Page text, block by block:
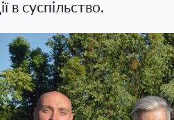
в суспільство.